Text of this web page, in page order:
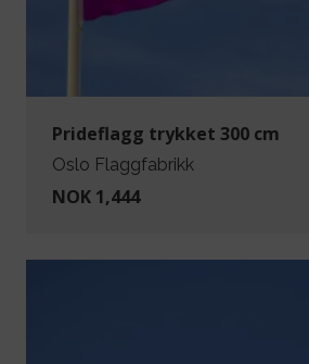
Prideflagg trykket 300 cm
Oslo Flaggfabrikk
NOK 1,444